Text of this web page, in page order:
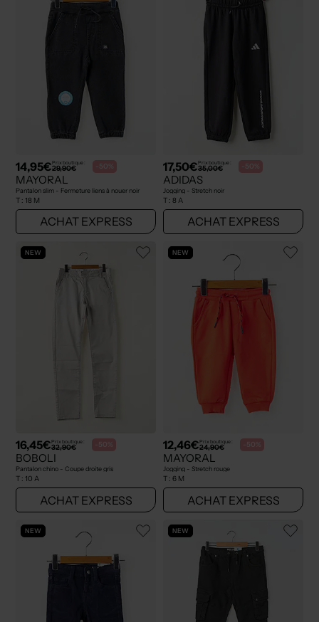
14,95€Prix boutique :
29,90€ -50%
MAYORAL
Pantalon slim - Fermeture liens à nouer noir
T : 18 M
ACHAT EXPRESS
17,50€Prix boutique :
35,00€ -50%
ADIDAS
Jogging - Stretch noir
T : 8 A
ACHAT EXPRESS
NEW
16,45€Prix boutique :
32,90€ -50%
BOBOLI
Pantalon chino - Coupe droite gris
T : 10 A
ACHAT EXPRESS
NEW
12,46€Prix boutique :
24,90€ -50%
MAYORAL
Jogging - Stretch rouge
T : 6 M
ACHAT EXPRESS
NEW NEW